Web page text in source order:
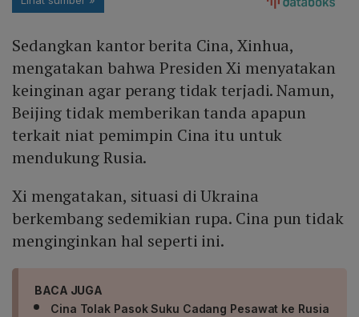
Sedangkan kantor berita Cina, Xinhua,
mengatakan bahwa Presiden Xi menyatakan
keinginan agar perang tidak terjadi. Namun,
Beijing tidak memberikan tanda apapun
terkait niat pemimpin Cina itu untuk
mendukung Rusia.
Xi mengatakan, situasi di Ukraina
berkembang sedemikian rupa. Cina pun tidak
menginginkan hal seperti ini.
BACA JUGA
Cina Tolak Pasok Suku Cadang Pesawat ke Rusia